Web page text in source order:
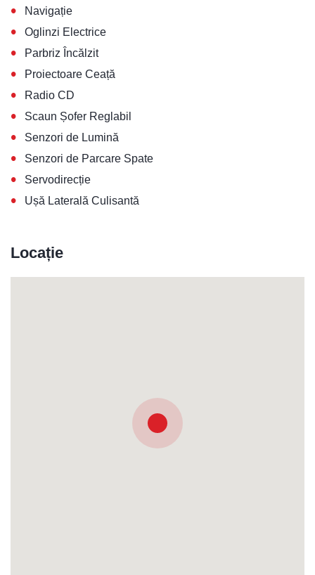
• Navigație
• Oglinzi Electrice
• Parbriz Încălzit
• Proiectoare Ceață
• Radio CD
• Scaun Șofer Reglabil
• Senzori de Lumină
• Senzori de Parcare Spate
• Servodirecție
• Ușă Laterală Culisantă
Locație